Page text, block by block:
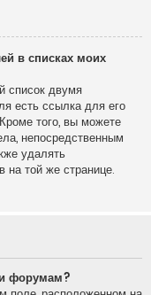
в списках моих
список двумя
есть ссылка для его
того, вы можете
непосредственным
удалять
на той же странице.
форумам?